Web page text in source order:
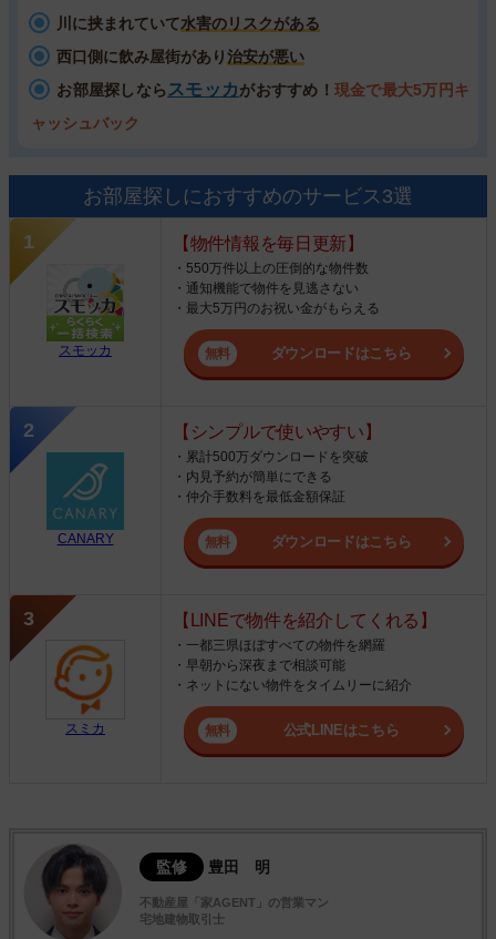
川に挟まれていて水害のリスクがある
西口側に飲み屋街があり治安が悪い
お部屋探しなら スモッカがおすすめ！ 現金で最大5万円キ
ャッシュバック
お部屋探しにおすすめのサービス3選
スモッカ
【物件情報を毎日更新】
・550万件以上の圧倒的な物件数
・通知機能で物件を見逃さない
・最大5万円のお祝い金がもらえる
ダウンロードはこちら
CANARY
【シンプルで使いやすい】
・累計500万ダウンロードを突破
・内見予約が簡単にできる
・仲介手数料を最低金額保証
ダウンロードはこちら
スミカ
【LINEで物件を紹介してくれる】
・一都三県ほぼすべての物件を網羅
・早朝から深夜まで相談可能
・ネットにない物件をタイムリーに紹介
公式LINEはこちら
監修 豊田 明
不動産屋「家AGENT」の営業マン
宅地建物取引士